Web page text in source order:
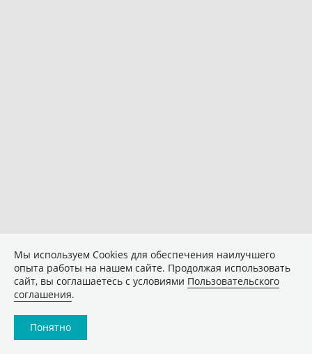
Мы используем Сookies для обеспечения наилучшего
опыта работы на нашем сайте. Продолжая использовать
сайт, вы соглашаетесь с условиями Пользовательского
соглашения.
Понятно